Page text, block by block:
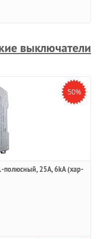
выключатели
50%
полюсный, 25А, 6kА (хар-